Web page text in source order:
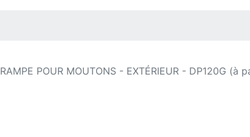
RAMPE POUR MOUTONS - EXTÉRIEUR - DP120G (à